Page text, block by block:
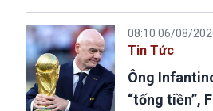
08:10 06/08/
Tin Tức
Ông
“tống tiền”,